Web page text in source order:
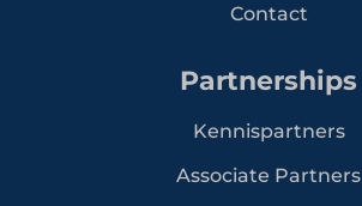
Contact
Partnerships
Kennispartners
Associate Partners